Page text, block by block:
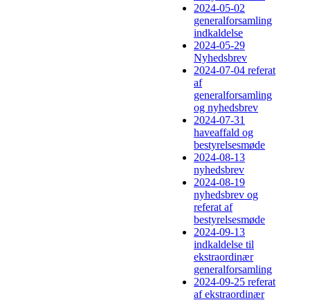
2024-05-02
generalforsamling
indkaldelse
2024-05-29
Nyhedsbrev
2024-07-04 referat
af
generalforsamling
og nyhedsbrev
2024-07-31
haveaffald og
bestyrelsesmøde
2024-08-13
nyhedsbrev
2024-08-19
nyhedsbrev og
referat af
bestyrelsesmøde
2024-09-13
indkaldelse til
ekstraordinær
generalforsamling
2024-09-25 referat
af ekstraordinær